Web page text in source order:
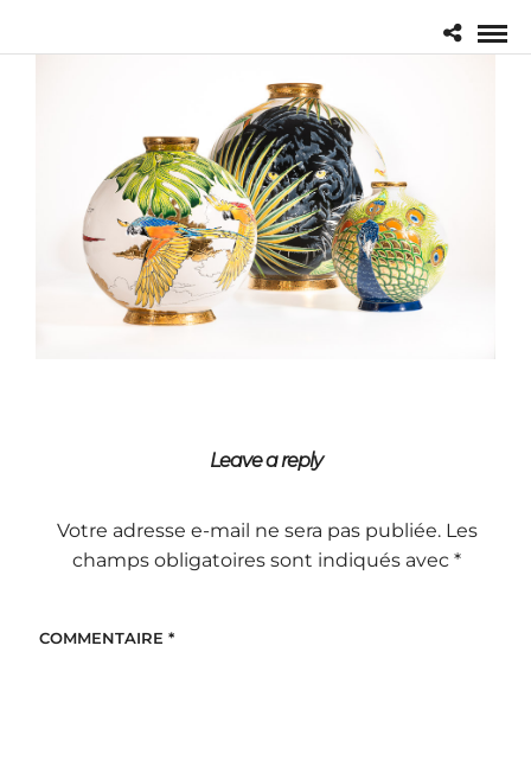
Leave a reply
Votre adresse e-mail ne sera pas publiée. Les
champs obligatoires sont indiqués avec*
COMMENTAIRE *